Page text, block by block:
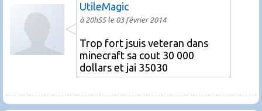
UtileMagic
à 20h55 le 03 février 2014
Trop fort jsuis veteran dans
minecraft sa cout 30 000
dollars et jai 35030